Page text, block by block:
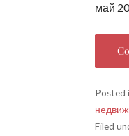
май
Posted
Filed